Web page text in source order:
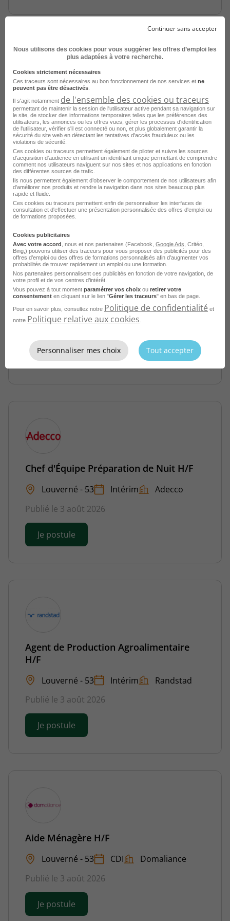
Opérateur Production H/F
Louverné - 53
Intérim
Actual group
Publié le 3 août 2026
Je postule
Cariste H/F
Louverné - 53 Intérim
PROMAN
Je postule
Chef d'Équipe Préparation de Nuit H/F
Louverné - 53 Intérim
Adecco
Publié le 3 août 2026
Je postule
Agent de Production Agroalimentaire
H/F
Louverné - 53 Intérim
Randstad
Publié le 3 août 2026
Je postule
Aide Ménagère H/F
Louverné - 53 CDI
Domaliance
Publié le 3 août 2026
Je postule
Continuer sans accepter
Nous utilisons des cookies pour vous suggérer les offres d’emploi les
plus adaptées à votre recherche.
Cookies strictement nécessaires
Ces traceurs sont nécessaires au bon fonctionnement de nos services et ne
peuvent pas être désactivés
Il s'agit notamment de l'ensemble des cookies ou traceurs
permettant de maintenir la session de l'utilisateur active pendant sa navigation sur
le site, de stocker des informations temporaires telles que les préférences des
utilisateurs, les annonces ou les offres vues, gérer les processus d'identification
de l'utilisateur, vérifier s'il est connecté ou non, et plus globalement garantir la
sécurité du site web en détectant les tentatives d'accès frauduleux ou les
violations de sécurité.
Ces cookies ou traceurs permettent également de piloter et suivre les sources
d'acquisition d'audience en utilisant un identifiant unique permettant de comprendre
comment nos utilisateurs naviguent sur nos sites et nos applications en fonction
des différentes sources de trafic.
Ils nous permettent également d’observer le comportement de nos utilisateurs afin
d'améliorer nos produits et rendre la navigation dans nos sites beaucoup plus
rapide et fluide.
Ces cookies ou traceurs permettent enfin de personnaliser les interfaces de
consultation et d'effectuer une présentation personnalisée des offres d'emploi ou
de formations proposées.
Cookies publicitaires
Avec votre accord , nous et nos partenaires (Facebook, Google Ads , Critéo,
Bing,) pouvons utiliser des traceurs pour vous proposer des publicités pour des
offres d’emploi ou des offres de formations personnalisés afin d’augmenter vos
probabilités de trouver rapidement un emploi ou une formation.
Nos partenaires personnalisent ces publicités en fonction de votre navigation, de
votre profil et de vos centres d’intérêt.
Vous pouvez à tout moment paramétrer vos choix ou retirer votre
consentement en cliquant sur le lien "Gérer les traceurs" en bas de page.
Pour en savoir plus, consultez notre Politique de confidentialité et
notre Politique relative aux cookies
Personnaliser mes choix Tout accepter